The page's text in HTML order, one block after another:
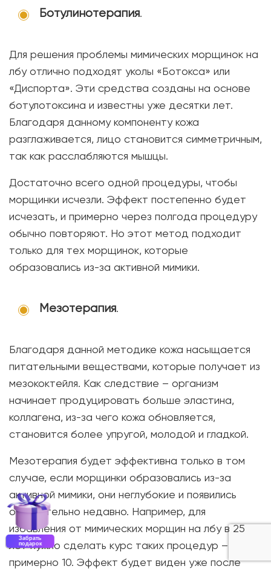
Ботулинотерапия.
Для решения проблемы мимических морщинок на
лбу отлично подходят уколы «Ботокса» или
«Диспорта». Эти средства созданы на основе
ботулотоксина и известны уже десятки лет.
Благодаря данному компоненту кожа
разглаживается, лицо становится симметричным,
так как расслабляются мышцы.
Достаточно всего одной процедуры, чтобы
морщинки исчезли. Эффект постепенно будет
исчезать, и примерно через полгода процедуру
обычно повторяют. Но этот метод подходит
только для тех морщинок, которые
образовались из-за активной мимики.
Мезотерапия.
Благодаря данной методике кожа насыщается
питательными веществами, которые получает из
мезококтейля. Как следствие – организм
начинает продуцировать больше эластина,
коллагена, из-за чего кожа обновляется,
становится более упругой, молодой и гладкой.
Мезотерапия будет эффективна только в том
случае, если морщинки образовались из-за
активной мимики, они неглубокие и появились
относительно недавно. Например, для
избавления от мимических морщин на лбу в 25
лет нужно сделать курс таких процедур –
примерно 10. Эффект будет виден уже после
Забрать
подарок